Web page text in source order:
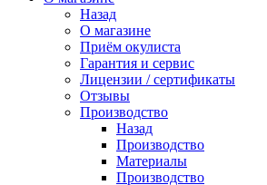
Назад
О магазине
Приём окулиста
Гарантия и сервис
Лицензии / сертификаты
Отзывы
Производство
Назад
Производство
Материалы
Производство